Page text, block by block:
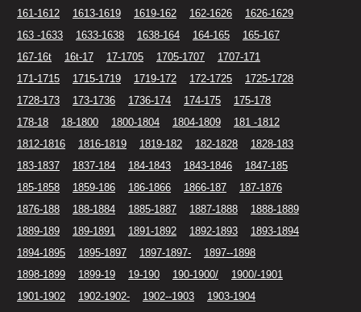
161-1612
1613-1619 1619-162 162-1626
1626-1629
163 -1633
1633-1638 1638-164 164-165
165-167
167-16t
16t-17 17-1705 1705-1707
1707-171
171-1715
1715-1719 1719-172 172-1725
1725-1728
1728-173
173-1736 1736-174 174-175
175-178
178-18
18-1800 1800-1804 1804-1809
181 -1812
1812-1816
1816-1819 1819-182 182-1828
1828-183
183-1837
1837-184 184-1843 1843-1846
1847-185
185-1858
1859-186 186-1866 1866-187
187-1876
1876-188
188-1884 1885-1887 1887-1888
1888-1889
1889-189
189-1891 1891-1892 1892-1893
1893-1894
1894-1895
1895-1897 1897-1897-
1897--1898
1898-1899
1899-19 19-190 190-1900/
1900/-1901
1901-1902
1902-1902- 1902--1903
1903-1904